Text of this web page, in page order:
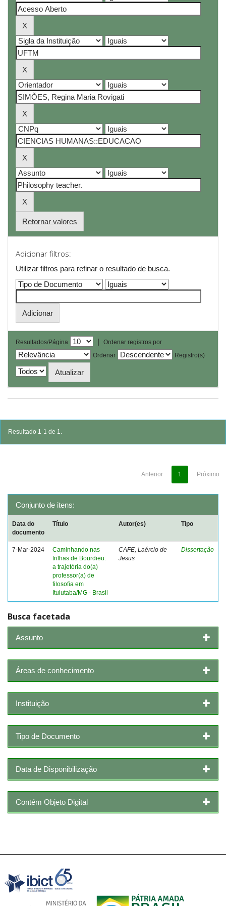
Retornar valores
Adicionar filtros:
Utilizar filtros para refinar o resultado de busca.
Resultados/Página |
Ordenar registros por
Ordenar
Registro(s)
Resultado 1-1 de 1.
Anterior 1 Próximo
Conjunto de itens:
Data do
documento
Título Autor(es) Tipo
7-Mar-2024
Caminhando nas
trilhas de Bourdieu:
a trajetória do(a)
professor(a) de
filosofia em
Ituiutaba/MG - Brasil
CAFE, Laércio de
Jesus
Dissertação
Busca facetada
Assunto
Áreas de conhecimento
Instituição
Tipo de Documento
Data de Disponibilização
Contém Objeto Digital